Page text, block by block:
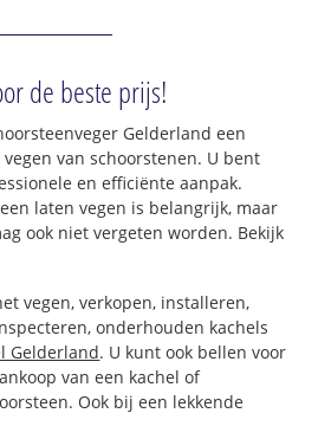
de beste prijs!
Gelderland een
van schoorstenen. U bent
en efficiënte aanpak.
laten vegen is belangrijk, maar
ook niet vergeten worden. Bekijk
vegen, verkopen, installeren,
onderhouden kachels
Gelderland. U kunt ook bellen voor
van een kachel of
Ook bij een lekkende